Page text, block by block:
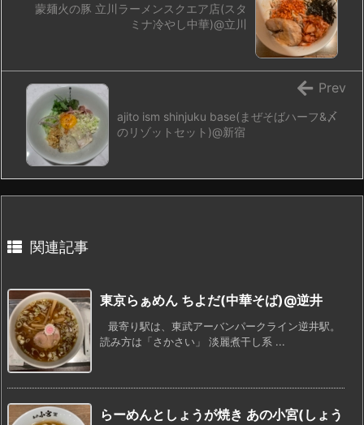
蒙麺火の豚 立川ラーメンスクエア店(スタ
ミナ冷やし中華)@立川
ajito ism shinjuku base(まぜそばハーフ&〆
のリゾットセット)@新宿
Prev
関連記事
東京らぁめん ちよだ(中華そば)@逆井
最寄り駅は、東武アーバンパークライン逆井駅。
読み方は「さかさい」 淡麗煮干し系 ...
らーめんとしょうが焼き あの小宮(しょう